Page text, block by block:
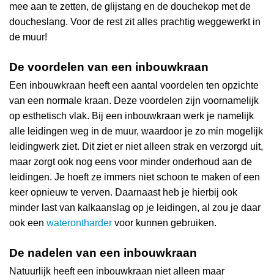
mee aan te zetten, de glijstang en de douchekop met de
doucheslang. Voor de rest zit alles prachtig weggewerkt in
de muur!
De voordelen van een inbouwkraan
Een inbouwkraan heeft een aantal voordelen ten opzichte
van een normale kraan. Deze voordelen zijn voornamelijk
op esthetisch vlak. Bij een inbouwkraan werk je namelijk
alle leidingen weg in de muur, waardoor je zo min mogelijk
leidingwerk ziet. Dit ziet er niet alleen strak en verzorgd uit,
maar zorgt ook nog eens voor minder onderhoud aan de
leidingen. Je hoeft ze immers niet schoon te maken of een
keer opnieuw te verven. Daarnaast heb je hierbij ook
minder last van kalkaanslag op je leidingen, al zou je daar
ook een waterontharder voor kunnen gebruiken.
De nadelen van een inbouwkraan
Natuurlijk heeft een inbouwkraan niet alleen maar